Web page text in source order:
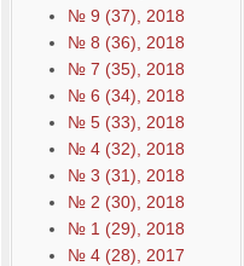
№ 9 (37), 2018
№ 8 (36), 2018
№ 7 (35), 2018
№ 6 (34), 2018
№ 5 (33), 2018
№ 4 (32), 2018
№ 3 (31), 2018
№ 2 (30), 2018
№ 1 (29), 2018
№ 4 (28), 2017